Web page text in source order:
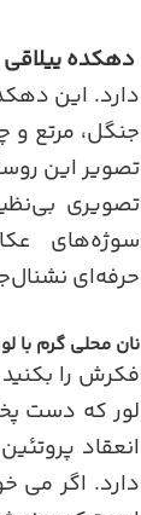
دهکده
دارد. این
جنگل، مرتع
تصویر این
تصویری
سوژه‌های
حرفه‌ای
نان محلی گرم با
فکرش را
لور که دست
انعقاد
دارد. اگر می